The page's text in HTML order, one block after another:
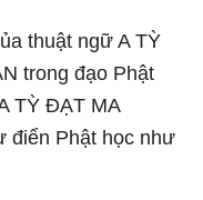
thuật ngữ A TỲ
trong đạo Phật
TỲ ĐẠT MA
điển Phật học như